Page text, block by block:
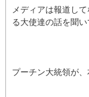
メディアは報道し
る大使達の話を聞
プーチン大統領が